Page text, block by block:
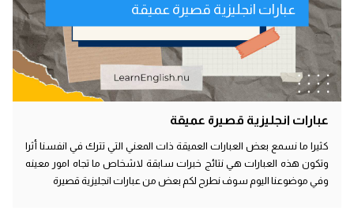
عبارات انجليزية قصيرة عميقة
عبارات انجليزية قصيرة عميقة
كثيرا ما نسمع بعض العبارات العميقة ذات المعني التي تترك في انفسنا أثرا
وتكون هذه العبارات هي نتائج خبرات سابقة لاشخاص ما تجاه امور معينه
وفي موضوعنا اليوم سوف نطرح لكم بعض من عبارات انجليزية قصيرة